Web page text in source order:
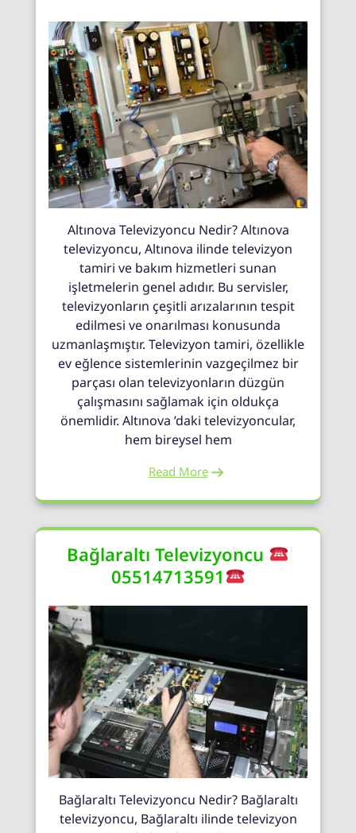
Altınova Televizyoncu Nedir? Altınova
televizyoncu, Altınova ilinde televizyon
tamiri ve bakım hizmetleri sunan
işletmelerin genel adıdır. Bu servisler,
televizyonların çeşitli arızalarının tespit
edilmesi ve onarılması konusunda
uzmanlaşmıştır. Televizyon tamiri, özellikle
ev eğlence sistemlerinin vazgeçilmez bir
parçası olan televizyonların düzgün
çalışmasını sağlamak için oldukça
önemlidir. Altınova ’daki televizyoncular,
hem bireysel hem
Read More
Bağlaraltı Televizyoncu
05514713591
Bağlaraltı Televizyoncu Nedir? Bağlaraltı
televizyoncu, Bağlaraltı ilinde televizyon